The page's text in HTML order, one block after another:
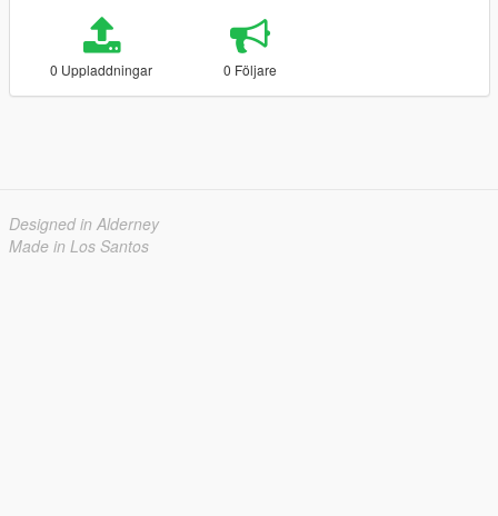
0 Uppladdningar 0 Följare
Designed in Alderney
Made in Los Santos